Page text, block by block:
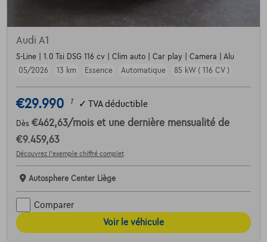
Audi A1
S-Line | 1.0 Tsi DSG 116 cv | Clim auto | Car play | Camera | Alu
05/2026
13 km Essence Automatique 85 kW ( 116 CV )
€29.990 1 ✓ TVA déductible
Dès €462,63/mois et une dernière mensualité de
€9.459,63
Découvrez l’exemple chiffré complet
Autosphere Center Liège
Comparer
Voir le véhicule